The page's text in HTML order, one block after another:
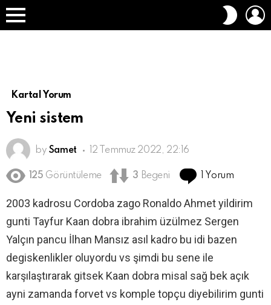
Menü
DIŞ
Kartal Yorum
Yeni sistem
by Samet 12 Temmuz 2022, 22:16
125 Görüntüleme 3 Begeni 1 Yorum
2003 kadrosu Cordoba zago Ronaldo Ahmet yildirim
gunti Tayfur Kaan dobra ibrahim üzülmez Sergen
Yalçın pancu İlhan Mansız asıl kadro bu idi bazen
degiskenlikler oluyordu vs şimdi bu sene ile
karşılaştırarak gitsek Kaan dobra misal sağ bek açık
ayni zamanda forvet vs komple topçu diyebilirim gunti